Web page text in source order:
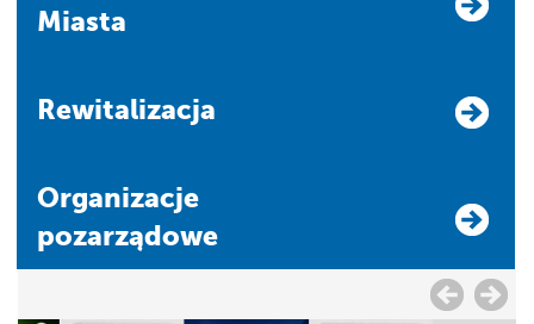
Miasta
Rewitalizacja
Organizacje
pozarządowe